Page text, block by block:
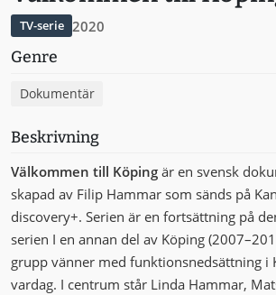
TV-serie 2020
Genre
Dokumentär
Beskrivning
Välkommen till Köping är en svensk
skapad av Filip Hammar som sänds på
discovery+. Serien är en fortsättning på
serien I en annan del av Köping
grupp vänner med funktionsnedsättning i
vardag. I centrum står Linda Hammar,